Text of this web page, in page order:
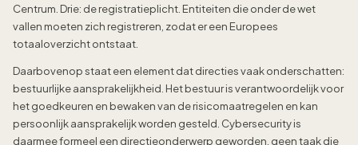
Centrum. Drie: de registratieplicht. Entiteiten die onder de wet
vallen moeten zich registreren, zodat er een Europees
totaaloverzicht ontstaat.
Daarbovenop staat een element dat directies vaak onderschatten:
bestuurlijke aansprakelijkheid. Het bestuur is verantwoordelijk voor
het goedkeuren en bewaken van de risicomaatregelen en kan
persoonlijk aansprakelijk worden gesteld. Cybersecurity is
daarmee formeel een directieonderwerp geworden, geen taak die